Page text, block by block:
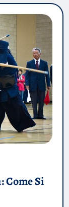
Come Si